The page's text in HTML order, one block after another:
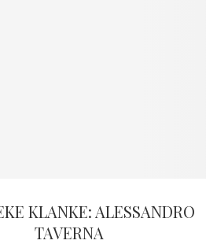
KLANKE: ALESSANDRO
TAVERNA